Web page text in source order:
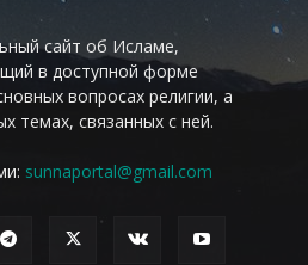
сайт об Исламе,
в доступной форме
вопросах религии, а
темах, связанных с ней.
sunnaportal@gmail.com